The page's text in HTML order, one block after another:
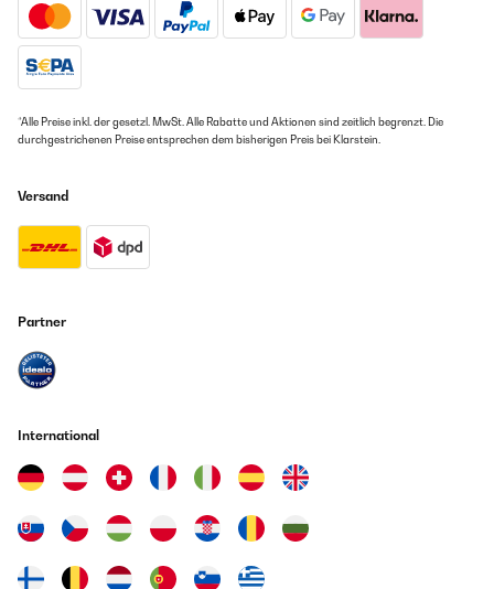
*Alle Preise inkl. der gesetzl. MwSt. Alle Rabatte und Aktionen sind zeitlich begrenzt. Die
durchgestrichenen Preise entsprechen dem bisherigen Preis bei Klarstein.
Versand
Partner
International